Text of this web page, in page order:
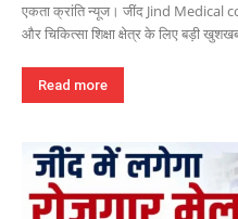
एकता क्रांति न्यूज। जींद Jind Medical
और चिकित्सा शिक्षा क्षेत्र के लिए बड़ी
Read more